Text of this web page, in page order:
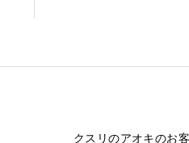
クスリのアオキのお